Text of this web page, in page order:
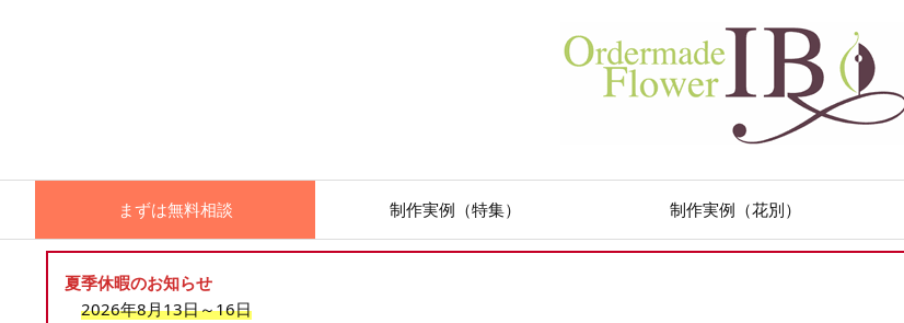
まずは無料相談 制作実例（特集） 制作実例（花別）
夏季休暇のお知らせ
2026年8月13日～16日